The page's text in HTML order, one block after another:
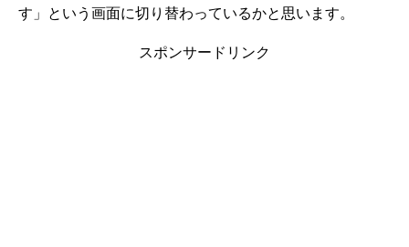
す」という画面に切り替わっているかと思います。
スポンサードリンク